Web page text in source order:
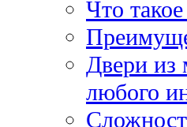
Что
Двери из
любого